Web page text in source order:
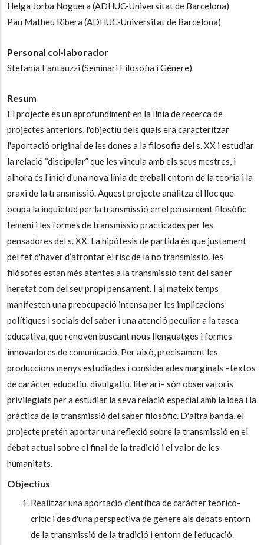
Helga Jorba Noguera (ADHUC-Universitat de Barcelona)
Pau Matheu Ribera (ADHUC-Universitat de Barcelona)
Personal col·laborador
Stefania Fantauzzi (Seminari Filosofia i Gènere)
Resum
El projecte és un aprofundiment en la línia de recerca de
projectes anteriors, l'objectiu dels quals era caracteritzar
l'aportació original de les dones a la filosofia del s. XX i estudiar
la relació “discipular” que les vincula amb els seus mestres, i
alhora és l'inici d'una nova línia de treball entorn de la teoria i la
praxi de la transmissió. Aquest projecte analitza el lloc que
ocupa la inquietud per la transmissió en el pensament filosòfic
femení i les formes de transmissió practicades per les
pensadores del s. XX. La hipòtesis de partida és que justament
pel fet d'haver d’afrontar el risc de la no transmissió, les
filòsofes estan més atentes a la transmissió tant del saber
heretat com del seu propi pensament. I al mateix temps
manifesten una preocupació intensa per les implicacions
polítiques i socials del saber i una atenció peculiar a la tasca
educativa, que renoven buscant nous llenguatges i formes
innovadores de comunicació. Per això, precisament les
produccions menys estudiades i considerades marginals –textos
de caràcter educatiu, divulgatiu, literari– són observatoris
privilegiats per a estudiar la seva relació especial amb la idea i la
pràctica de la transmissió del saber filosòfic. D'altra banda, el
projecte pretén aportar una reflexió sobre la transmissió en el
debat actual sobre el final de la tradició i el valor de les
humanitats.
Objectius
Realitzar una aportació científica de caràcter teórico-
crític i des d'una perspectiva de gènere als debats entorn
de la transmissió de la tradició i entorn de l'educació.